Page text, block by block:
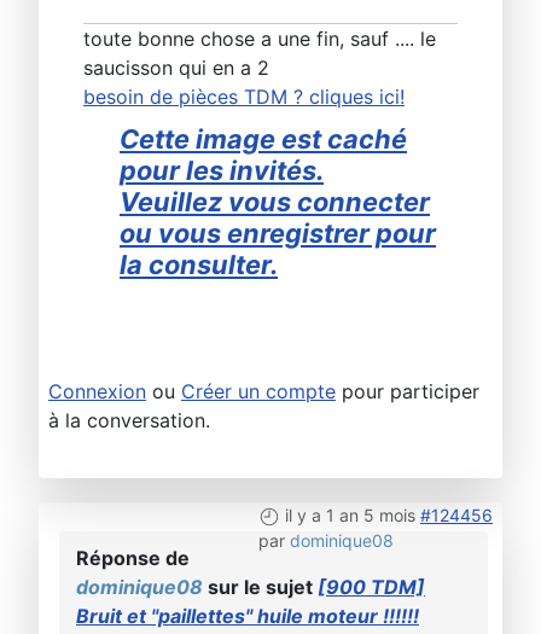
toute bonne chose a une fin, sauf .... le
saucisson qui en a 2
besoin de pièces TDM ? cliques ici!
Cette image est caché
pour les invités.
Veuillez vous connecter
ou vous enregistrer pour
la consulter.
Connexion ou Créer un compte pour participer
à la conversation.
il y a 1 an 5 mois #124456
par dominique08
Réponse de
dominique08 sur le sujet [900 TDM]
Bruit et "paillettes" huile moteur !!!!!!